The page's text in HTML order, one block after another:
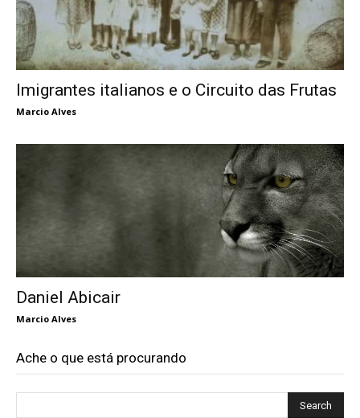
Imigrantes italianos e o Circuito das Frutas
Marcio Alves
Daniel Abicair
Marcio Alves
Ache o que está procurando